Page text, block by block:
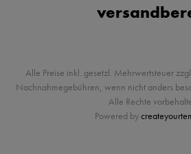
Alle Preise inkl. gesetzl. Mehrwertsteuer
Nachnahmegebühren, wenn nicht anders
Alle Rechte
Powered by